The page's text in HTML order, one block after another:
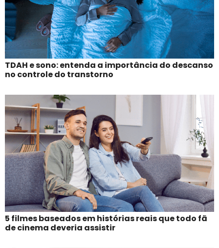
TDAH e sono: entenda a importância do descanso
no controle do transtorno
5 filmes baseados em histórias reais que todo fã
de cinema deveria assistir